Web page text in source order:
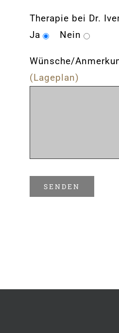
Therapie bei Dr.
Wünsche/
(Lageplan)